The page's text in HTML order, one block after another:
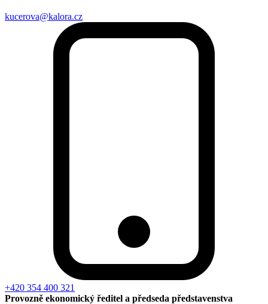
kucerova@kalora.cz
+420 354 400 321
Provozně ekonomický ředitel a předseda představenstva